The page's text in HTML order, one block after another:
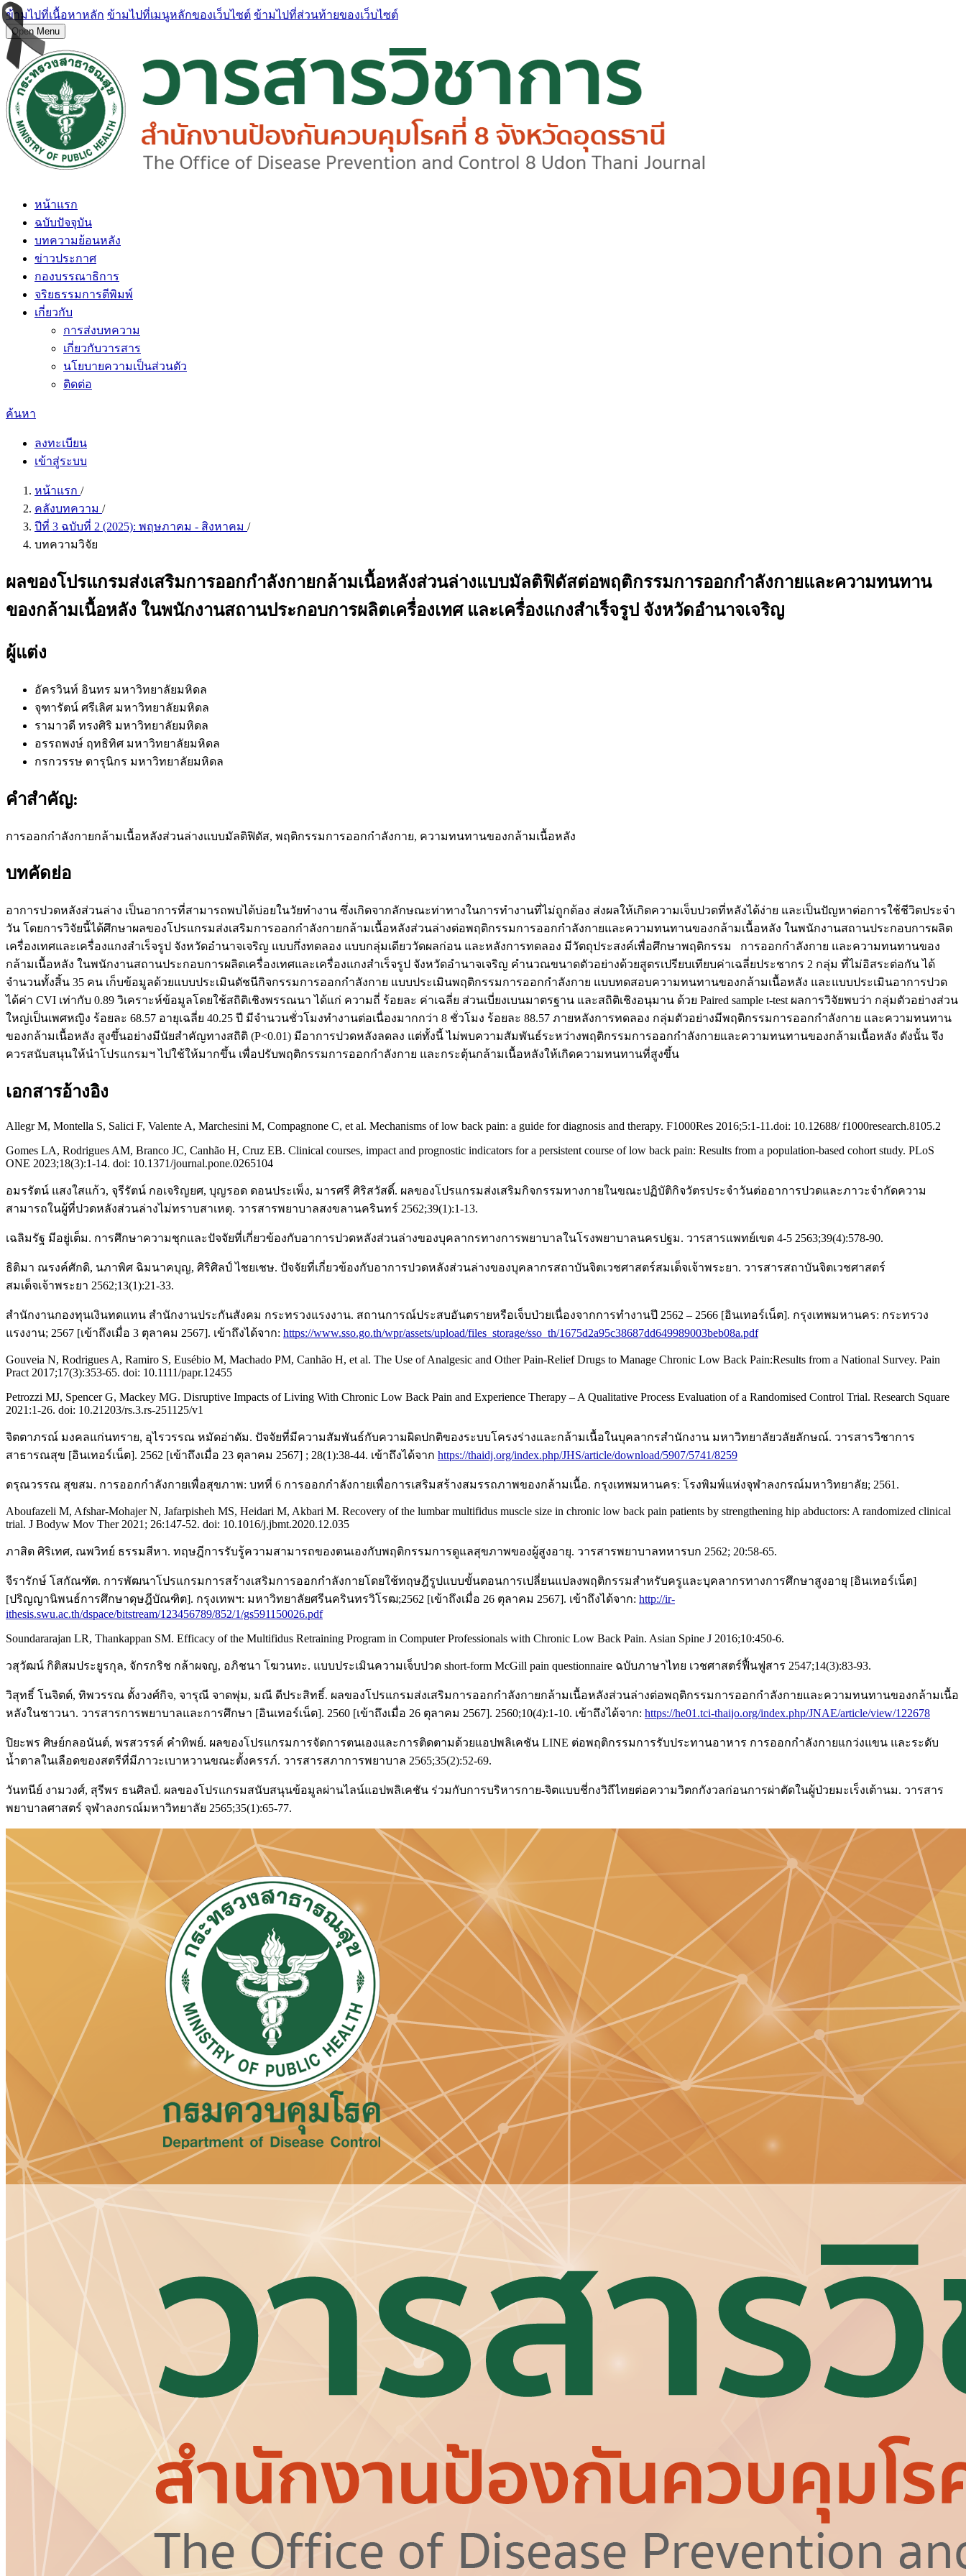
ข้ามไปที่เนื้อหาหลัก ข้ามไปที่เมนูหลักของเว็บไซต์ ข้ามไปที่ส่วนท้ายของเว็บไซต์
Open Menu
หน้าแรก
ฉบับปัจจุบัน
บทความย้อนหลัง
ข่าวประกาศ
กองบรรณาธิการ
จริยธรรมการตีพิมพ์
เกี่ยวกับ
การส่งบทความ
เกี่ยวกับวารสาร
นโยบายความเป็นส่วนตัว
ติดต่อ
ค้นหา
ลงทะเบียน
เข้าสู่ระบบ
หน้าแรก /
คลังบทความ /
ปีที่ 3 ฉบับที่ 2 (2025): พฤษภาคม - สิงหาคม /
บทความวิจัย
ผลของโปรแกรมส่งเสริมการออกกำลังกายกล้ามเนื้อหลังส่วนล่างแบบมัลติฟิดัสต่อพฤติกรรมการออกกำลังกายและความทนทาน
ของกล้ามเนื้อหลัง ในพนักงานสถานประกอบการผลิตเครื่องเทศ และเครื่องแกงสำเร็จรูป จังหวัดอำนาจเจริญ
ผู้แต่ง
อัครวินท์ อินทร มหาวิทยาลัยมหิดล
จุฑารัตน์ ศรีเลิศ มหาวิทยาลัยมหิดล
รามาวดี ทรงศิริ มหาวิทยาลัยมหิดล
อรรถพงษ์ ฤทธิทิศ มหาวิทยาลัยมหิดล
กรกวรรษ ดารุนิกร มหาวิทยาลัยมหิดล
คำสำคัญ:
การออกกำลังกายกล้ามเนื้อหลังส่วนล่างแบบมัลติฟิดัส, พฤติกรรมการออกกำลังกาย, ความทนทานของกล้ามเนื้อหลัง
บทคัดย่อ
อาการปวดหลังส่วนล่าง เป็นอาการที่สามารถพบได้บ่อยในวัยทำงาน ซึ่งเกิดจากลักษณะท่าทางในการทำงานที่ไม่ถูกต้อง ส่งผลให้เกิดความเจ็บปวดที่หลังได้ง่าย และเป็นปัญหาต่อการใช้ชีวิตประจำ
วัน โดยการวิจัยนี้ได้ศึกษาผลของโปรแกรมส่งเสริมการออกกำลังกายกล้ามเนื้อหลังส่วนล่างต่อพฤติกรรมการออกกำลังกายและความทนทานของกล้ามเนื้อหลัง ในพนักงานสถานประกอบการผลิต
เครื่องเทศและเครื่องแกงสำเร็จรูป จังหวัดอำนาจเจริญ แบบกึ่งทดลอง แบบกลุ่มเดียววัดผลก่อน และหลังการทดลอง มีวัตถุประสงค์เพื่อศึกษาพฤติกรรม การออกกำลังกาย และความทนทานของ
กล้ามเนื้อหลัง ในพนักงานสถานประกอบการผลิตเครื่องเทศและเครื่องแกงสำเร็จรูป จังหวัดอำนาจเจริญ คำนวณขนาดตัวอย่างด้วยสูตรเปรียบเทียบค่าเฉลี่ยประชากร 2 กลุ่ม ที่ไม่อิสระต่อกัน ได้
จำนวนทั้งสิ้น 35 คน เก็บข้อมูลด้วยแบบประเมินดัชนีกิจกรรมการออกกำลังกาย แบบประเมินพฤติกรรมการออกกำลังกาย แบบทดสอบความทนทานของกล้ามเนื้อหลัง และแบบประเมินอาการปวด
ได้ค่า CVI เท่ากับ 0.89 วิเคราะห์ข้อมูลโดยใช้สถิติเชิงพรรณนา ได้แก่ ความถี่ ร้อยละ ค่าเฉลี่ย ส่วนเบี่ยงเบนมาตรฐาน และสถิติเชิงอนุมาน ด้วย Paired sample t-test ผลการวิจัยพบว่า กลุ่มตัวอย่างส่วน
ใหญ่เป็นเพศหญิง ร้อยละ 68.57 อายุเฉลี่ย 40.25 ปี มีจำนวนชั่วโมงทำงานต่อเนื่องมากกว่า 8 ชั่วโมง ร้อยละ 88.57 ภายหลังการทดลอง กลุ่มตัวอย่างมีพฤติกรรมการออกกำลังกาย และความทนทาน
ของกล้ามเนื้อหลัง สูงขึ้นอย่างมีนัยสำคัญทางสถิติ (P<0.01) มีอาการปวดหลังลดลง แต่ทั้งนี้ ไม่พบความสัมพันธ์ระหว่างพฤติกรรมการออกกำลังกายและความทนทานของกล้ามเนื้อหลัง ดังนั้น จึง
ควรสนับสนุนให้นำโปรแกรมฯ ไปใช้ให้มากขึ้น เพื่อปรับพฤติกรรมการออกกำลังกาย และกระตุ้นกล้ามเนื้อหลังให้เกิดความทนทานที่สูงขึ้น
เอกสารอ้างอิง
Allegr M, Montella S, Salici F, Valente A, Marchesini M, Compagnone C, et al. Mechanisms of low back pain: a guide for diagnosis and therapy. F1000Res 2016;5:1-11.doi: 10.12688/ f1000research.8105.2
Gomes LA, Rodrigues AM, Branco JC, Canhão H, Cruz EB. Clinical courses, impact and prognostic indicators for a persistent course of low back pain: Results from a population-based cohort study. PLoS
ONE 2023;18(3):1-14. doi: 10.1371/journal.pone.0265104
อมรรัตน์ แสงใสแก้ว, จุรีรัตน์ กอเจริญยศ, บุญรอด ดอนประเพ็ง, มารศรี ศิริสวัสดิ์. ผลของโปรแกรมส่งเสริมกิจกรรมทางกายในขณะปฏิบัติกิจวัตรประจำวันต่ออาการปวดและภาวะจำกัดความ
สามารถในผู้ที่ปวดหลังส่วนล่างไม่ทราบสาเหตุ. วารสารพยาบาลสงขลานครินทร์ 2562;39(1):1-13.
เฉลิมรัฐ มีอยู่เต็ม. การศึกษาความชุกและปัจจัยที่เกี่ยวข้องกับอาการปวดหลังส่วนล่างของบุคลากรทางการพยาบาลในโรงพยาบาลนครปฐม. วารสารแพทย์เขต 4-5 2563;39(4):578-90.
ธิติมา ณรงค์ศักดิ, นภาพิศ ฉิมนาคบุญ, ศิริศิลป์ ไชยเชษ. ปัจจัยที่เกี่ยวข้องกับอาการปวดหลังส่วนล่างของบุคลากรสถาบันจิตเวชศาสตร์สมเด็จเจ้าพระยา. วารสารสถาบันจิตเวชศาสตร์
สมเด็จเจ้าพระยา 2562;13(1):21-33.
สำนักงานกองทุนเงินทดแทน สำนักงานประกันสังคม กระทรวงแรงงาน. สถานการณ์ประสบอันตรายหรือเจ็บป่วยเนื่องจากการทำงานปี 2562 – 2566 [อินเทอร์เน็ต]. กรุงเทพมหานคร: กระทรวง
แรงงาน; 2567 [เข้าถึงเมื่อ 3 ตุลาคม 2567]. เข้าถึงได้จาก: https://www.sso.go.th/wpr/assets/upload/files_storage/sso_th/1675d2a95c38687dd649989003beb08a.pdf
Gouveia N, Rodrigues A, Ramiro S, Eusébio M, Machado PM, Canhão H, et al. The Use of Analgesic and Other Pain-Relief Drugs to Manage Chronic Low Back Pain:Results from a National Survey. Pain
Pract 2017;17(3):353-65. doi: 10.1111/papr.12455
Petrozzi MJ, Spencer G, Mackey MG. Disruptive Impacts of Living With Chronic Low Back Pain and Experience Therapy – A Qualitative Process Evaluation of a Randomised Control Trial. Research Square
2021:1-26. doi: 10.21203/rs.3.rs-251125/v1
จิตตาภรณ์ มงคลแก่นทราย, อุไรวรรณ หมัดอ่าดัม. ปัจจัยที่มีความสัมพันธ์กับความผิดปกติของระบบโครงร่างและกล้ามเนื้อในบุคลากรสำนักงาน มหาวิทยาลัยวลัยลักษณ์. วารสารวิชาการ
สาธารณสุข [อินเทอร์เน็ต]. 2562 [เข้าถึงเมื่อ 23 ตุลาคม 2567] ; 28(1):38-44. เข้าถึงได้จาก https://thaidj.org/index.php/JHS/article/download/5907/5741/8259
ดรุณวรรณ สุขสม. การออกกำลังกายเพื่อสุขภาพ: บทที่ 6 การออกกำลังกายเพื่อการเสริมสร้างสมรรถภาพของกล้ามเนื้อ. กรุงเทพมหานคร: โรงพิมพ์แห่งจุฬาลงกรณ์มหาวิทยาลัย; 2561.
Aboufazeli M, Afshar-Mohajer N, Jafarpisheh MS, Heidari M, Akbari M. Recovery of the lumbar multifidus muscle size in chronic low back pain patients by strengthening hip abductors: A randomized clinical
trial. J Bodyw Mov Ther 2021; 26:147-52. doi: 10.1016/j.jbmt.2020.12.035
ภาสิต ศิริเทศ, ณพวิทย์ ธรรมสีหา. ทฤษฎีการรับรู้ความสามารถของตนเองกับพฤติกรรมการดูแลสุขภาพของผู้สูงอายุ. วารสารพยาบาลทหารบก 2562; 20:58-65.
จีรารักษ์ โสกัณฑัต. การพัฒนาโปรแกรมการสร้างเสริมการออกกำลังกายโดยใช้ทฤษฎีรูปแบบขั้นตอนการเปลี่ยนแปลงพฤติกรรมสำหรับครูและบุคลากรทางการศึกษาสูงอายุ [อินเทอร์เน็ต]
[ปริญญานิพนธ์การศึกษาดุษฎีบัณฑิต]. กรุงเทพฯ: มหาวิทยาลัยศรีนครินทรวิโรฒ;2562 [เข้าถึงเมื่อ 26 ตุลาคม 2567]. เข้าถึงได้จาก: http://ir-
ithesis.swu.ac.th/dspace/bitstream/123456789/852/1/gs591150026.pdf
Soundararajan LR, Thankappan SM. Efficacy of the Multifidus Retraining Program in Computer Professionals with Chronic Low Back Pain. Asian Spine J 2016;10:450-6.
วสุวัฒน์ กิติสมประยูรกุล, จักรกริช กล้าผจญ, อภิชนา โฆวนทะ. แบบประเมินความเจ็บปวด short-form McGill pain questionnaire ฉบับภาษาไทย เวชศาสตร์ฟื้นฟูสาร 2547;14(3):83-93.
วิสุทธิ์ โนจิตต์, ทิพวรรณ ตั้งวงศ์กิจ, จารุณี จาดพุ่ม, มณี ดีประสิทธิ์. ผลของโปรแกรมส่งเสริมการออกกำลังกายกล้ามเนื้อหลังส่วนล่างต่อพฤติกรรมการออกกำลังกายและความทนทานของกล้ามเนื้อ
หลังในชาวนา. วารสารการพยาบาลและการศึกษา [อินเทอร์เน็ต]. 2560 [เข้าถึงเมื่อ 26 ตุลาคม 2567]. 2560;10(4):1-10. เข้าถึงได้จาก: https://he01.tci-thaijo.org/index.php/JNAE/article/view/122678
ปิยะพร ศิษย์กลอนันต์, พรสวรรค์ คำทิพย์. ผลของโปรแกรมการจัดการตนเองและการติดตามด้วยแอปพลิเคชัน LINE ต่อพฤติกรรมการรับประทานอาหาร การออกกำลังกายแกว่งแขน และระดับ
น้ำตาลในเลือดของสตรีที่มีภาวะเบาหวานขณะตั้งครรภ์. วารสารสภาการพยาบาล 2565;35(2):52-69.
วันทนีย์ งามวงศ์, สุรีพร ธนศิลป์. ผลของโปรแกรมสนับสนุนข้อมูลผ่านไลน์แอปพลิเคชัน ร่วมกับการบริหารกาย-จิตแบบชี่กงวิถีไทยต่อความวิตกกังวลก่อนการผ่าตัดในผู้ป่วยมะเร็งเต้านม. วารสาร
พยาบาลศาสตร์ จุฬาลงกรณ์มหาวิทยาลัย 2565;35(1):65-77.